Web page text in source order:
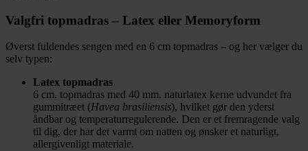
Valgfri topmadras – Latex eller Memoryform
Øverst fuldendes sengen med en 6 cm topmadras – og her vælger du
selv typen:
Latex topmadras
6 cm. topmadras med 40 mm. naturlatex kerne udvundet fra
gummitræet (Havea brasiliensis), hvilket gør den yderst
åndbar og temperaturregulerende. Den er et fremragende valg
til dig, der har det varmt om natten og ønsker et naturligt,
allergivenligt materiale.